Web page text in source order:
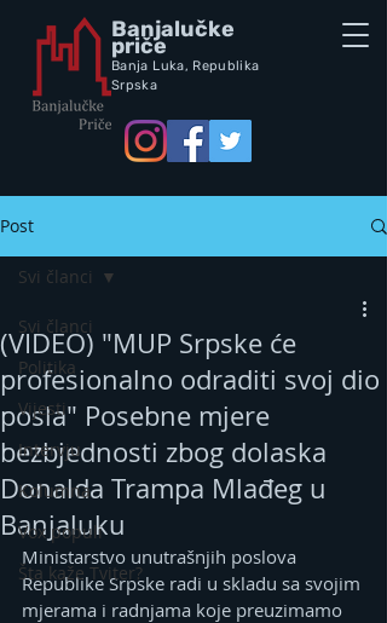
Banjalučke
priče
Banja Luka, Republika
Srpska
Post
Svi članci
Politika
Vijesti
Intervju
Kolumna
Vox populi
Šta kaže Tviter?
Svi članci
(VIDEO) "MUP Srpske će
profesionalno odraditi svoj dio
posla" Posebne mjere
bezbjednosti zbog dolaska
Donalda Trampa Mlađeg u
Banjaluku
Ministarstvo unutrašnjih poslova
Republike Srpske radi u skladu sa svojim
mjerama i radnjama koje preuzimamo